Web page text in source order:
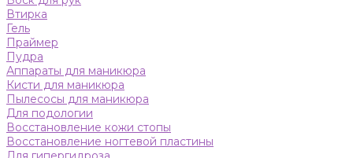
Втирка
Гель
Праймер
Пудра
Аппараты для маникюра
Кисти для маникюра
Пылесосы для маникюра
Для подологии
Восстановление кожи стопы
Восстановление ногтевой пластины